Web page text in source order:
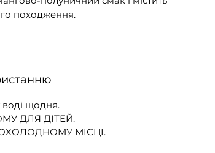
походження.
воді щодня.
ДЛЯ ДІТЕЙ.
МІСЦІ.